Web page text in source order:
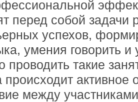
перед собой задачи
успехов,
умения говорить и
проводить такие
происходит активное
между